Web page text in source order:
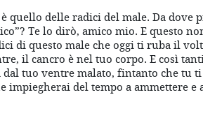
quello delle radici del male. Da
Te lo dirò, amico mio. E questo
di questo male che oggi ti ruba il
il cancro è nel tuo corpo. E così
dal tuo ventre malato, fintanto che tu
impiegherai del tempo a ammettere e